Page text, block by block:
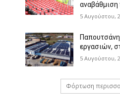
5 Αυγούστου,
εργασιών,
5 Αυγούστου,
Φόρτωση